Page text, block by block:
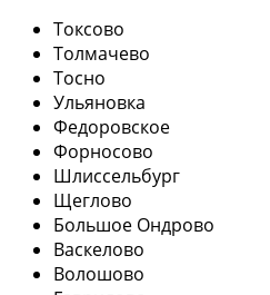
Токсово
Толмачево
Тосно
Ульяновка
Федоровское
Форносово
Шлиссельбург
Щеглово
Большое Ондрово
Васкелово
Волошово